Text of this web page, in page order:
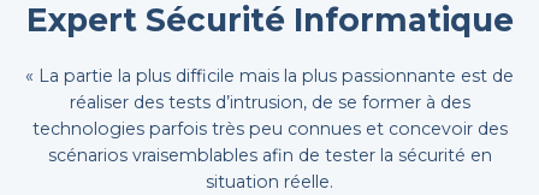
Expert Sécurité Informatique
« La partie la plus difficile mais la plus passionnante est de
réaliser des tests d’intrusion, de se former à des
technologies parfois très peu connues et concevoir des
scénarios vraisemblables afin de tester la sécurité en
situation réelle.